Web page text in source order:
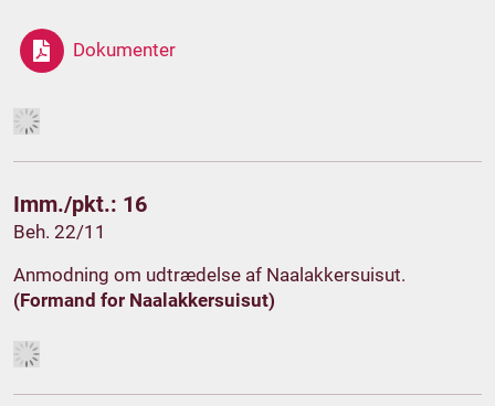
Dokumenter
Imm./pkt.: 16
Beh. 22/11
Anmodning om udtrædelse af Naalakkersuisut.
(Formand for Naalakkersuisut)